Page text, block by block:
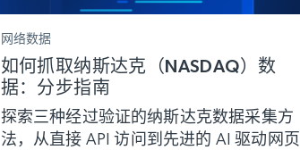
网络数据
如何抓取纳斯达克（NASDAQ）数
据：分步指南
探索三种经过验证的纳斯达克数据采集方
法，从直接 API 访问到先进的 AI 驱动网页